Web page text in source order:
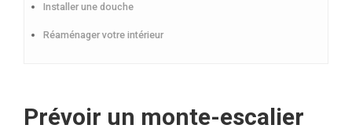
Installer une douche
Réaménager votre intérieur
Prévoir un monte-escalier